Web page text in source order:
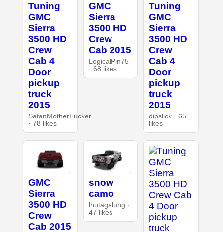
Tuning
GMC
Sierra
3500 HD
Crew
Cab 4
Door
pickup
truck
2015
SatanMotherFucker
· 78 likes
GMC
Sierra
3500 HD
Crew
Cab 2015
LogicalPin75
· 68 likes
Tuning
GMC
Sierra
3500 HD
Crew
Cab 4
Door
pickup
truck
2015
dipslick · 65
likes
GMC
Sierra
3500 HD
Crew
Cab 2015
snow
camo
lhutagalung ·
47 likes